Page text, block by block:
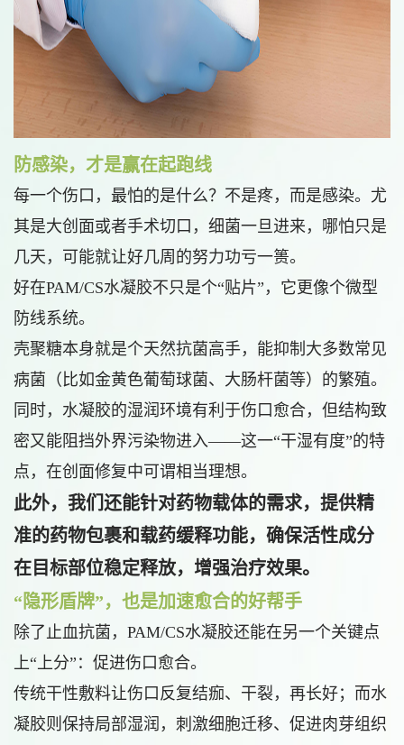
防感染，才是赢在起跑线
每一个伤口，最怕的是什么？不是疼，而是感染。尤
其是大创面或者手术切口，细菌一旦进来，哪怕只是
几天，可能就让好几周的努力功亏一篑。
好在PAM/CS水凝胶不只是个“贴片”，它更像个微型
防线系统。
壳聚糖本身就是个天然抗菌高手，能抑制大多数常见
病菌（比如金黄色葡萄球菌、大肠杆菌等）的繁殖。
同时，水凝胶的湿润环境有利于伤口愈合，但结构致
密又能阻挡外界污染物进入——这一“干湿有度”的特
点，在创面修复中可谓相当理想。
此外，我们还能针对药物载体的需求，提供精
准的药物包裹和载药缓释功能，确保活性成分
在目标部位稳定释放，增强治疗效果。
“隐形盾牌”，也是加速愈合的好帮手
除了止血抗菌，PAM/CS水凝胶还能在另一个关键点
上“上分”：促进伤口愈合。
传统干性敷料让伤口反复结痂、干裂，再长好；而水
凝胶则保持局部湿润，刺激细胞迁移、促进肉芽组织